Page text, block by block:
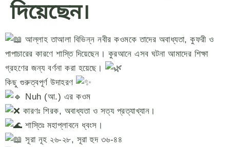
দিয়েছেন।
আল্লাহ তাআলা বিভিন্ন নবীর কওমকে তাদের অবাধ্যতা, কুফরী ও
পাপাচারের কারণে শাস্তি দিয়েছেন। কুরআনে এসব ঘটনা আমাদের শিক্ষা
গ্রহণের জন্য বর্ণনা করা হয়েছে।
কিছু গুরুত্বপূর্ণ উদাহরণ
Nuh (আ.) এর কওম
কারণঃ শিরক, অবাধ্যতা ও সত্য প্রত্যাখ্যান।
শাস্তিঃ মহাপ্লাবনে ধ্বংস।
সূরা নূহ ২৬-২৮, সূরা হুদ ৩৬-৪৪